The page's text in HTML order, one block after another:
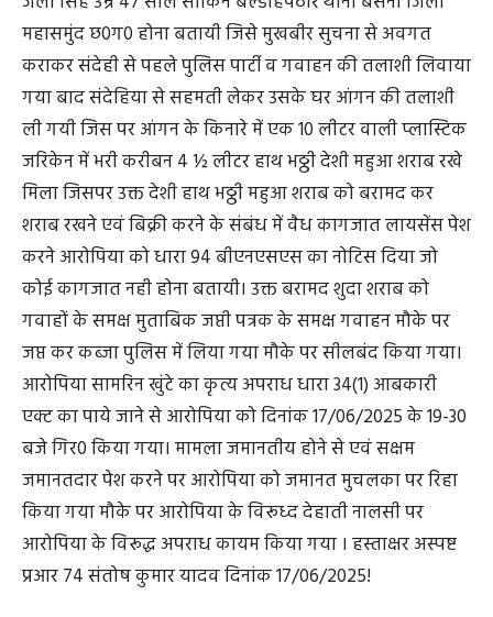
महासमुंद छ0ग0 होना बतायी जिसे मुखबीर ‍सुचना से अवगत
कराकर संदेही से पहले पुलिस पार्टी व गवाहन की तलाशी लिवाया
गया बाद संदेहिया से सहमती लेकर उसके घर आंगन की तलाशी
ली गयी जिस पर आंगन के किनारे में एक 10 लीटर वाली प्लास्टिक
जरिकेन में भरी करीबन 4 ½ लीटर हाथ भठ्ठी देशी महुआ शराब रखे
मिला जिसपर उक्त देशी हाथ भठ्ठी महुआ शराब को बरामद कर
शराब रखने एवं बिक्री करने के संबंध में वैध कागजात लायसेंस पेश
करने आरोपिया को धारा 94 बीएनएसएस का नोटिस ‍दिया जो
कोई कागजात नही होना बतायी। उक्त बरामद शुदा शराब को
गवाहों के समक्ष मुताबिक जप्ती पत्रक के समक्ष गवाहन मौके पर
जप्त कर कब्जा पुलिस में लिया गया मौके पर सीलबंद किया गया।
आरोपिया सामरिन खुंटे का कृत्य अपराध धारा 34(1) आबकारी
एक्ट का पाये जाने से आरोपिया को दिनांक 17/06/2025 के 19-30
बजे गिर0 किया गया। मामला जमानतीय होने से एवं सक्षम
जमानतदार पेश करने पर आरोपिया को जमानत मुचलका पर ‍रिहा
किया गया मौके पर आरोपिया के विरूध्द देहाती नालसी पर
आरोपिया के विरूद्ध अपराध कायम किया गया । हस्ताक्षर अस्पष्ट
प्रआर 74 संतोष कुमार यादव दिनांक 17/06/2025!